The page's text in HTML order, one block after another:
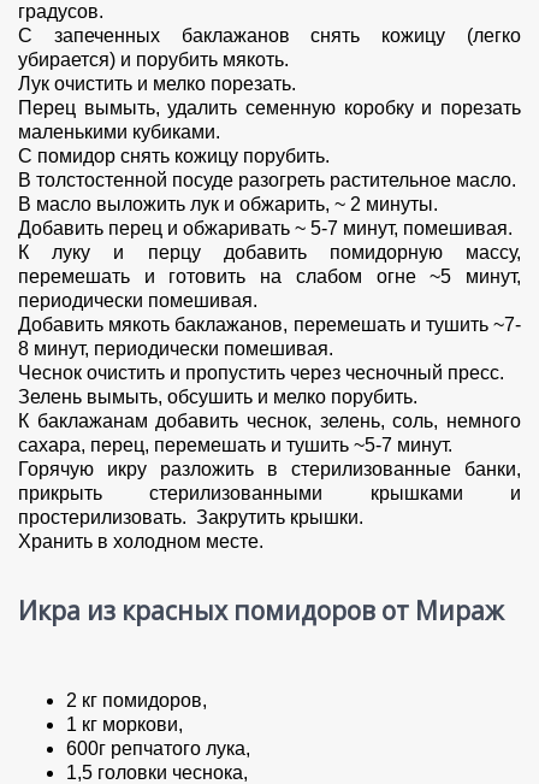
градусов.
С запеченных баклажанов снять кожицу (легко
убирается) и порубить мякоть.
Лук очистить и мелко порезать.
Перец вымыть, удалить семенную коробку и порезать
маленькими кубиками.
С помидор снять кожицу порубить.
В толстостенной посуде разогреть растительное масло.
В масло выложить лук и обжарить, ~ 2 минуты.
Добавить перец и обжаривать ~ 5-7 минут, помешивая.
К луку и перцу добавить помидорную массу,
перемешать и готовить на слабом огне ~5 минут,
периодически помешивая.
Добавить мякоть баклажанов, перемешать и тушить ~7-
8 минут, периодически помешивая.
Чеснок очистить и пропустить через чесночный пресс.
Зелень вымыть, обсушить и мелко порубить.
К баклажанам добавить чеснок, зелень, соль, немного
сахара, перец, перемешать и тушить ~5-7 минут.
Горячую икру разложить в стерилизованные банки,
прикрыть стерилизованными крышками и
простерилизовать. Закрутить крышки.
Хранить в холодном месте.
Икра из красных помидоров от Мираж
2 кг помидоров,
1 кг моркови,
600г репчатого лука,
1,5 головки чеснока,